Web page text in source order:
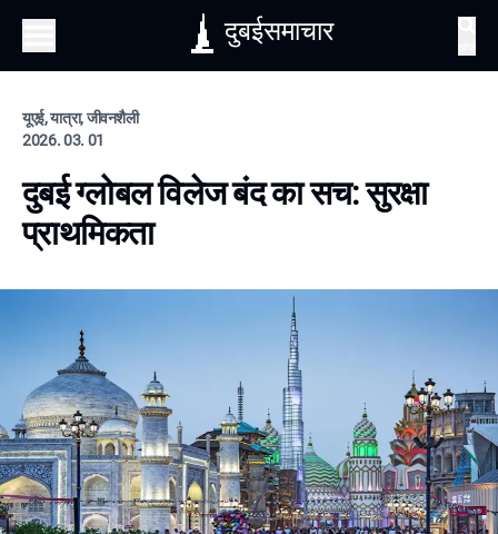
दुबईसमाचार
यूएई, यात्रा, जीवनशैली
2026. 03. 01
दुबई ग्लोबल विलेज बंद का सच: सुरक्षा
प्राथमिकता